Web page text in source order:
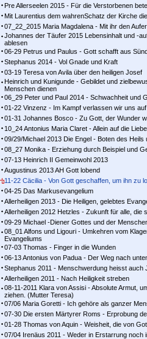
Pre Allerseelen 2015 - Für die Verstorbenen
Mit Laurentius dem wahrenSchatz der Kirche
07_22_2015 Maria Magdalena - Mit ihr den
Johannes der Täufer 2015 Lebensinhalt und -
ablesen
06-29 Petrus und Paulus - Gott schafft aus
Stephanus 2014 - Vol Gnade und Kraft
03-19 Teresa von Avila über den heiligen Josef
Heinrich und Kunigunde - Gebildet und
Menschen dienen
06_29 Peter und Paul 2014 - Schwachheit und
01-22 Vinzenz - Im Kampf ver­las­sen wir uns
01-31 Johannes Bosco - Zu Gott, der Wunder
10_24 Antonius Maria Claret - Allein auf die
09/29/Michael 2013 Die Engel - Boten des Heils
08_27 Monika - Erziehung durch Beispiel und
07-13 Heinrich II Gemeinwohl 2013
Augustinus 2013 AH Gott lobend
11-22 Cäcilia - Von Gott geschaffen, um ihn zu
04-25 Das Markusevangelium
Allerheiligen 2013 - Die Heiligen, gelebtes
Allerheiligen 2012 Hetzles - Zukunft für alle, die
09-29 Michael -Diener Gottes und der
08_01 Alfons und Ligouri - Umkehren vom
Evangeliums
07-03 Thomas - Finger in die Wunden
06-13 Antonius von Padua - Der Weg nach
Stephanus 2011 - Menschwerdung heisst auch
Allerheiligen 2011 - Nach Heiligkeit streben
08-11-2011 Klara von Assisi - Absolute Armut,
ziehen. (Mutter Teresa)
07/06 Maria Goretti - Ich gehöre als ganzer
07-30 Die ersten Märtyrer Roms - Erprobung
01-28 Thomas von Aquin - Weisheit, die von
07/04 Irenäus 2011 - Weder in Erstarrung noch